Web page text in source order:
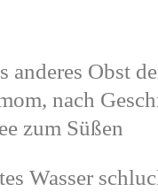
Obst
nach
zum Süßen
Wasser